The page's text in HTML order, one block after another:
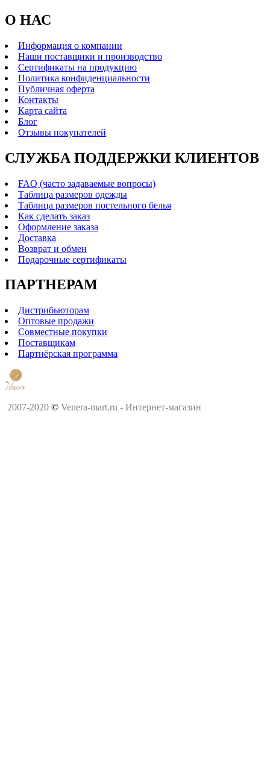
О НАС
Информация о компании
Наши поставщики и производство
Сертификаты на продукцию
Политика конфиденциальности
Публичная оферта
Контакты
Карта сайта
Блог
Отзывы покупателей
СЛУЖБА ПОДДЕРЖКИ КЛИЕНТОВ
FAQ (часто задаваемые вопросы)
Таблица размеров одежды
Таблица размеров постельного белья
Как сделать заказ
Оформление заказа
Доставка
Возврат и обмен
Подарочные сертификаты
ПАРТНЕРАМ
Дистрибьюторам
Оптовые продажи
Совместные покупки
Поставщикам
Партнёрская программа
2007-2020 © Venera-mart.ru - Интернет-магазин